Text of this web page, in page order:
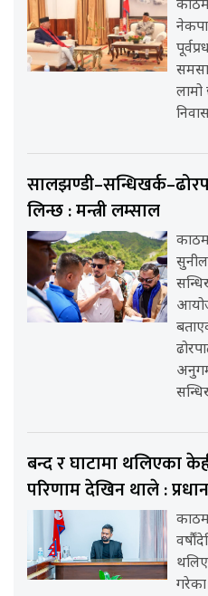
लिन्छ : मन्त्री लम्साल
बन्द र घाटामा थलिएका
परिणाम देखिन थाले :
गरेका